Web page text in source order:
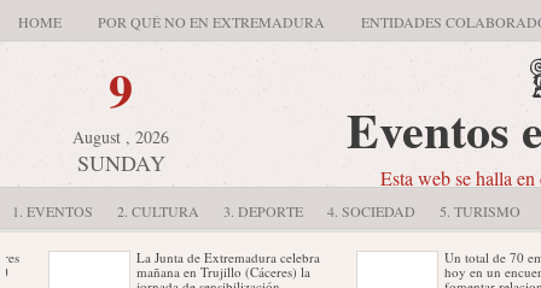
HOME POR QUÉ NO EN EXTREMADURA ENTIDADES
9
August , 2026
SUNDAY Eventos
Esta web se halla
1. EVENTOS 2. CULTURA 3. DEPORTE 4. SOCIEDAD 5. TURISMO
La Junta de Extremadura celebra
mañana en Trujillo (Cáceres) la
Un total de 70
hoy en un